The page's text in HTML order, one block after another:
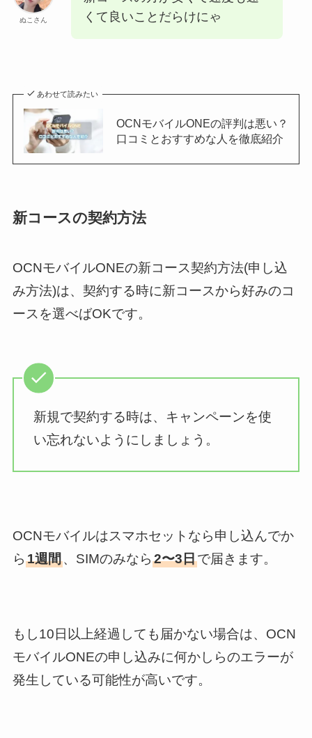
ぬこさん
くて良いことだらけにゃ
あわせて読みたい
OCNモバイルONEの評判は悪い？
口コミとおすすめな人を徹底紹介
新コースの契約方法
OCNモバイルONEの新コース契約方法(申し込
み方法)は、契約する時に新コースから好みのコ
ースを選べばOKです。
新規で契約する時は、キャンペーンを使
い忘れないようにしましょう。
OCNモバイルはスマホセットなら申し込んでか
ら 1週間、SIMのみなら 2〜3日で届きます。
もし10日以上経過しても届かない場合は、OCN
モバイルONEの申し込みに何かしらのエラーが
発生している可能性が高いです。